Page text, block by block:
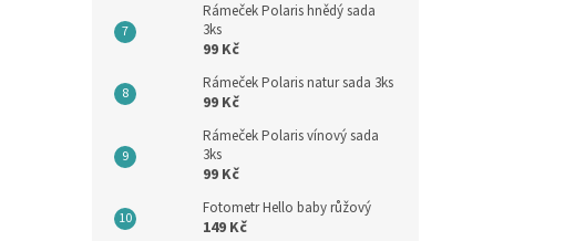
Rámeček Polaris hnědý sada
3ks
99 Kč
Rámeček Polaris natur sada 3ks
99 Kč
Rámeček Polaris vínový sada
3ks
99 Kč
Fotometr Hello baby růžový
149 Kč